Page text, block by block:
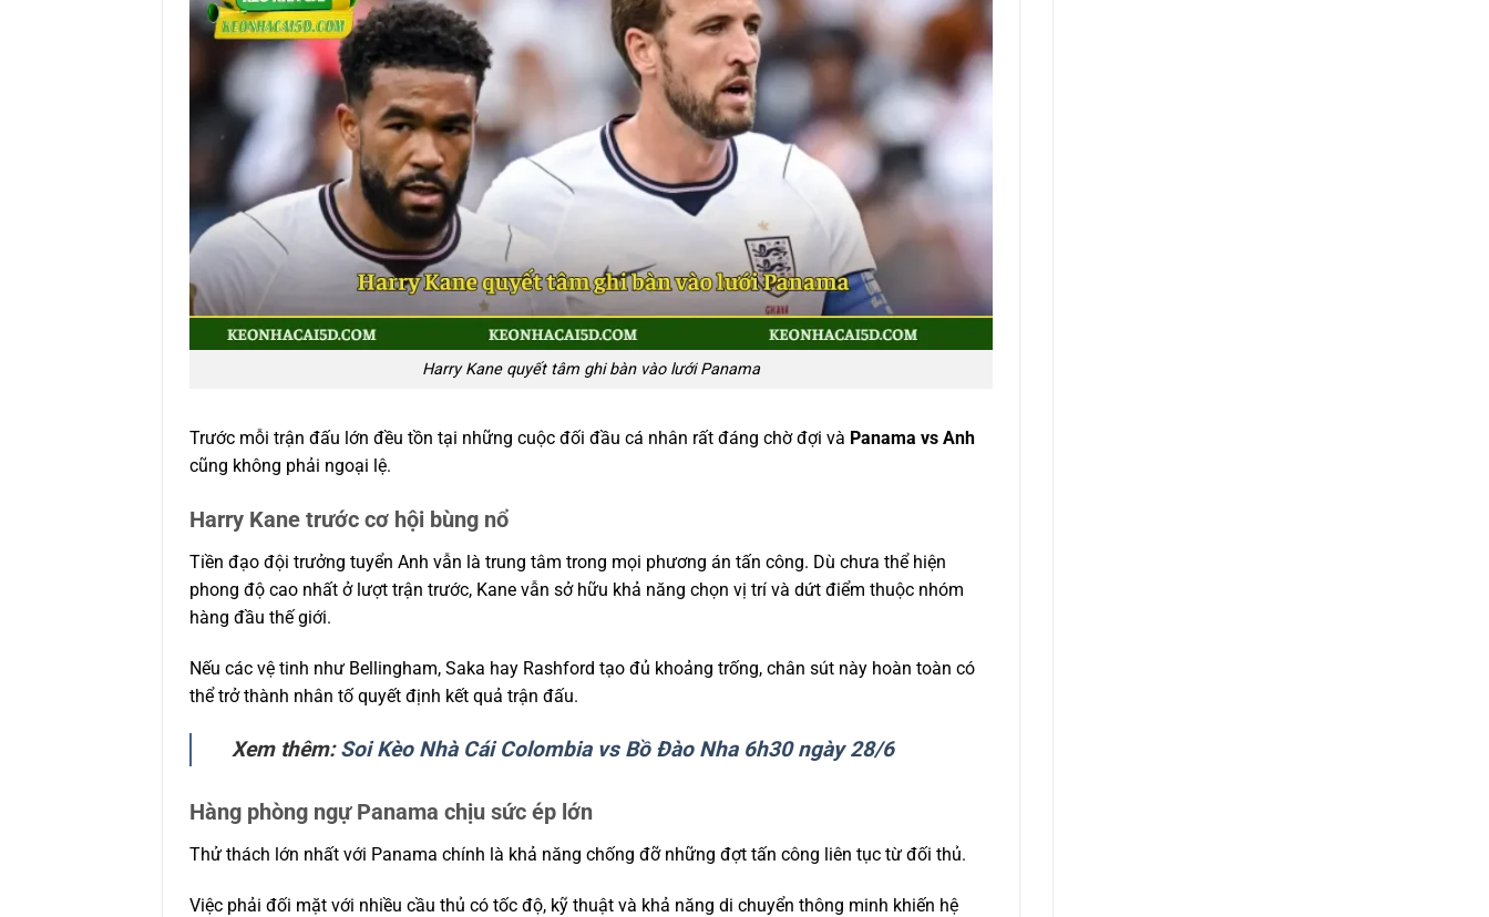
Harry Kane quyết tâm ghi bàn vào lưới Panama
Trước mỗi trận đấu lớn đều tồn tại những cuộc đối đầu cá nhân rất đáng chờ đợi và Panama vs Anh
cũng không phải ngoại lệ.
Harry Kane trước cơ hội bùng nổ
Tiền đạo đội trưởng tuyển Anh vẫn là trung tâm trong mọi phương án tấn công. Dù chưa thể hiện
phong độ cao nhất ở lượt trận trước, Kane vẫn sở hữu khả năng chọn vị trí và dứt điểm thuộc nhóm
hàng đầu thế giới.
Nếu các vệ tinh như Bellingham, Saka hay Rashford tạo đủ khoảng trống, chân sút này hoàn toàn có
thể trở thành nhân tố quyết định kết quả trận đấu.
Xem thêm:Soi Kèo Nhà Cái Colombia vs Bồ Đào Nha 6h30 ngày 28/6
Hàng phòng ngự Panama chịu sức ép lớn
Thử thách lớn nhất với Panama chính là khả năng chống đỡ những đợt tấn công liên tục từ đối thủ.
Việc phải đối mặt với nhiều cầu thủ có tốc độ, kỹ thuật và khả năng di chuyển thông minh khiến hệ